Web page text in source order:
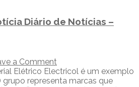
Diário de Notícias –
a Comment
Elétrico Electricol é um exemplo
grupo representa marcas que